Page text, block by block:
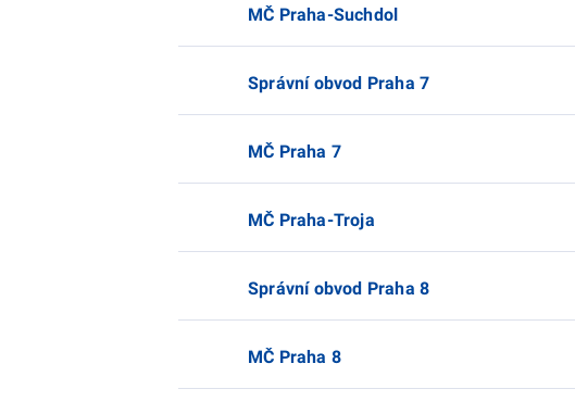
MČ Praha-Suchdol
Správní obvod Praha 7
MČ Praha 7
MČ Praha-Troja
Správní obvod Praha 8
MČ Praha 8